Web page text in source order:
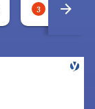
3 legera